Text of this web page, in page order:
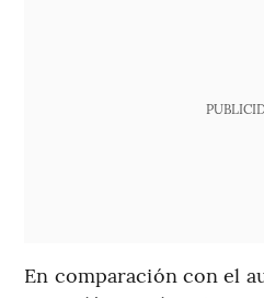
En comparación con el